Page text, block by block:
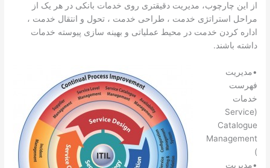
از این چارچوب، مدیریت دقیقتری روی خدمات بانکی در هر یک از
مراحل استراتژی خدمت ، طراحی خدمت ، تحول و انتقال خدمت ،
اداره کردن خدمت در محیط عملیاتی و بهینه سازی پیوسته خدمات
داشته باشند.
•مدیریت
فهرست
خدمات
(Service
Catalogue
Management
)
•مدیریت